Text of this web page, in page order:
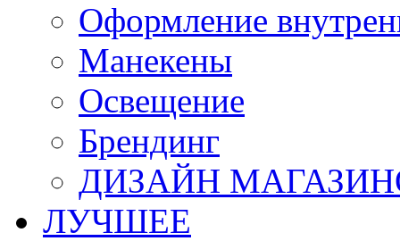
Оформление
Манекены
Освещение
Брендинг
ДИЗАЙН
ЛУЧШЕЕ